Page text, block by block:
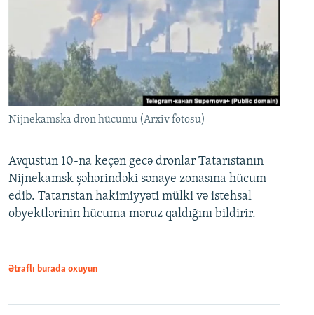
Nijnekamska dron hücumu (Arxiv fotosu)
Avqustun 10-na keçən gecə dronlar Tatarıstanın
Nijnekamsk şəhərindəki sənaye zonasına hücum
edib. Tatarıstan hakimiyyəti mülki və istehsal
obyektlərinin hücuma məruz qaldığını bildirir.
Ətraflı burada oxuyun